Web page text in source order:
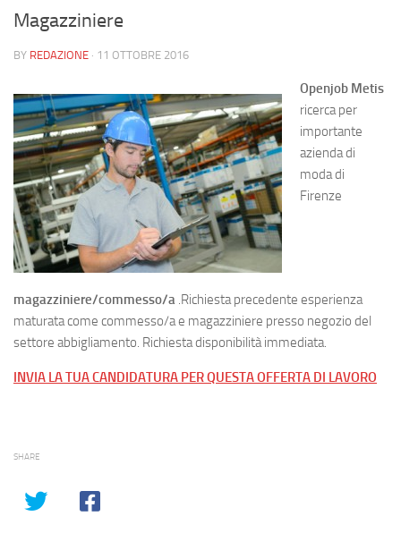
Magazziniere
BY REDAZIONE · 11 OTTOBRE 2016
Openjob Metis
ricerca per
importante
azienda di
moda di
Firenze
magazziniere/commesso/a .Richiesta precedente esperienza
maturata come commesso/a e magazziniere presso negozio del
settore abbigliamento. Richiesta disponibilità immediata.
INVIA LA TUA CANDIDATURA PER QUESTA OFFERTA DI LAVORO
SHARE